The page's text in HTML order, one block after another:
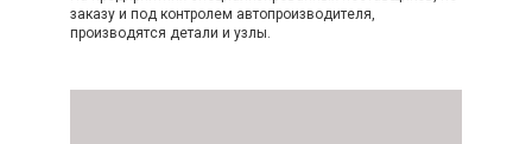
заказу и под контролем автопроизводителя,
производятся детали и узлы.